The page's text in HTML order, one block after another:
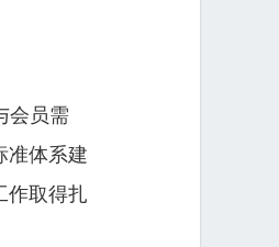
会员需
准体系建
作取得扎